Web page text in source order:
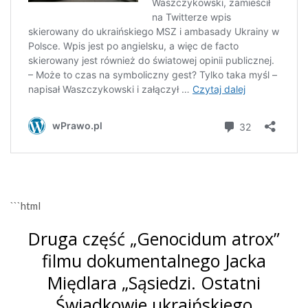
```html
Druga część „Genocidum atrox”
filmu dokumentalnego Jacka
Międlara „Sąsiedzi. Ostatni